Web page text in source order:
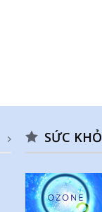
SỨC